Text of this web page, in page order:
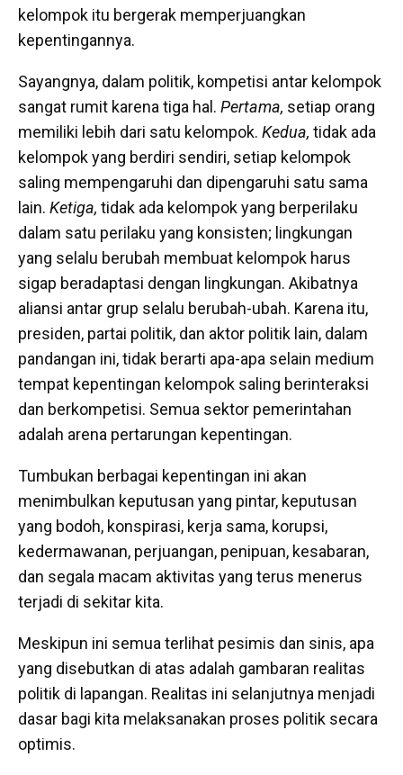
kelompok itu bergerak memperjuangkan
kepentingannya.
Sayangnya, dalam politik, kompetisi antar kelompok
sangat rumit karena tiga hal. Pertama, setiap orang
memiliki lebih dari satu kelompok. Kedua, tidak ada
kelompok yang berdiri sendiri, setiap kelompok
saling mempengaruhi dan dipengaruhi satu sama
lain. Ketiga, tidak ada kelompok yang berperilaku
dalam satu perilaku yang konsisten; lingkungan
yang selalu berubah membuat kelompok harus
sigap beradaptasi dengan lingkungan. Akibatnya
aliansi antar grup selalu berubah-ubah. Karena itu,
presiden, partai politik, dan aktor politik lain, dalam
pandangan ini, tidak berarti apa-apa selain medium
tempat kepentingan kelompok saling berinteraksi
dan berkompetisi. Semua sektor pemerintahan
adalah arena pertarungan kepentingan.
Tumbukan berbagai kepentingan ini akan
menimbulkan keputusan yang pintar, keputusan
yang bodoh, konspirasi, kerja sama, korupsi,
kedermawanan, perjuangan, penipuan, kesabaran,
dan segala macam aktivitas yang terus menerus
terjadi di sekitar kita.
Meskipun ini semua terlihat pesimis dan sinis, apa
yang disebutkan di atas adalah gambaran realitas
politik di lapangan. Realitas ini selanjutnya menjadi
dasar bagi kita melaksanakan proses politik secara
optimis.